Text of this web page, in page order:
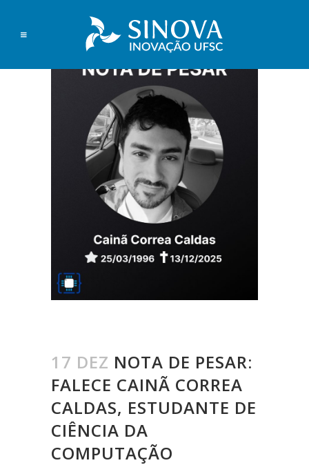
17 DEZ NOTA DE PESAR:
FALECE CAINÃ CORREA
CALDAS, ESTUDANTE DE
CIÊNCIA DA
COMPUTAÇÃO